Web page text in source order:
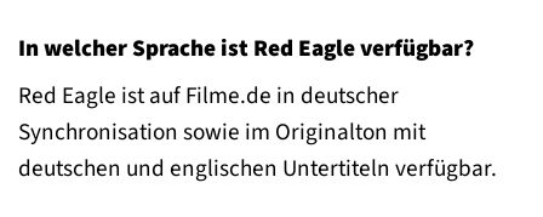
In welcher Sprache ist Red Eagle verfügbar?
Red Eagle ist auf Filme.de in deutscher
Synchronisation sowie im Originalton mit
deutschen und englischen Untertiteln verfügbar.